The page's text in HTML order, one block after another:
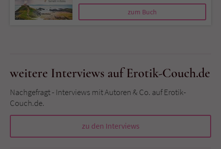
zum Buch
weitere Interviews auf Erotik-Couch.de
Nachgefragt - Interviews mit Autoren & Co. auf Erotik-
Couch.de.
zu den Interviews